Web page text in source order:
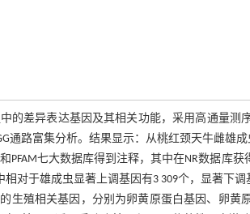
的差异表达基因及其相关功能，采用高通量
通路富集分析。结果显示：从桃红颈天牛雌雄
和PFAM七大数据库得到注释，其中在NR数据
对于雄成虫显著上调基因有3 309个，显著下调
生殖相关基因，分别为卵黄原蛋白基因、卵黄